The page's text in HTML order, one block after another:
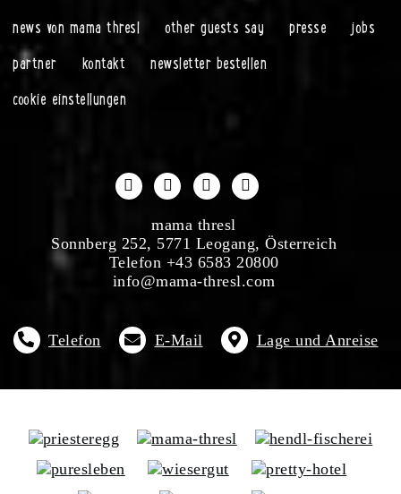
news von mama thresl other guests say presse
jobs
partner
kontakt
newsletter bestellen
cookie einstellungen
mama thresl
Sonnberg 252, 5771 Leogang, Österreich
Telefon +43 6583 20800
info@mama-thresl.com
Telefon E-Mail Lage und Anreise